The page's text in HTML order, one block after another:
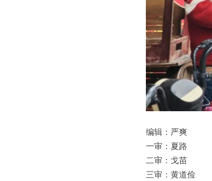
编辑：严爽
一审：夏路
二审：戈苗
三审：黄道俭